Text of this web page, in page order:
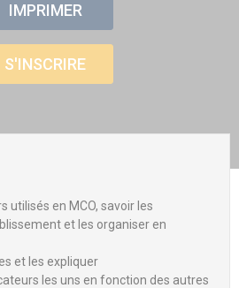
IMPRIMER
S'INSCRIRE
utilisés en MCO, savoir les
et les organiser en
et les expliquer
les uns en fonction des autres